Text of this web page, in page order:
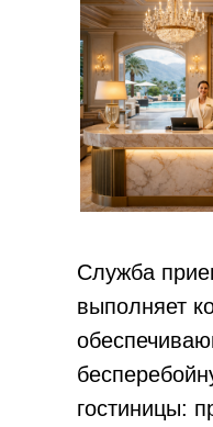
Служба
выполняет
гостиницы: